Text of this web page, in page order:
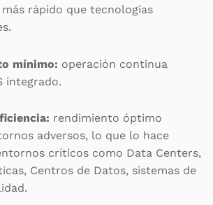
rápido que tecnologías
mínimo: operación continua
integrado.
rendimiento óptimo
adversos, lo que lo hace
críticos como Data Centers,
Centros de Datos, sistemas de